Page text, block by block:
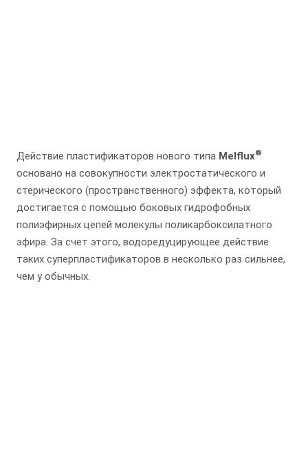
Действие пластификаторов нового типа Melflux®
основано на совокупности электростатического и
стерического (пространственного) эффекта, который
достигается с помощью боковых гидрофобных
полиэфирных цепей молекулы поликарбоксилатного
эфира. За счет этого, водоредуцирующее действие
таких суперпластификаторов в несколько раз сильнее,
чем у обычных.